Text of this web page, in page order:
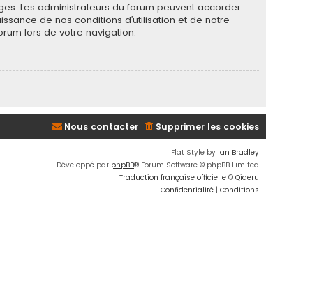
Les administrateurs du forum peuvent accorder
de nos conditions d’utilisation et de notre
lors de votre navigation.
Supprimer les cookies
Nous contacter
Flat Style by Ian Bradley
Développé par phpBB® Forum Software © phpBB Limited
Traduction française officielle © Qiaeru
Confidentialité | Conditions